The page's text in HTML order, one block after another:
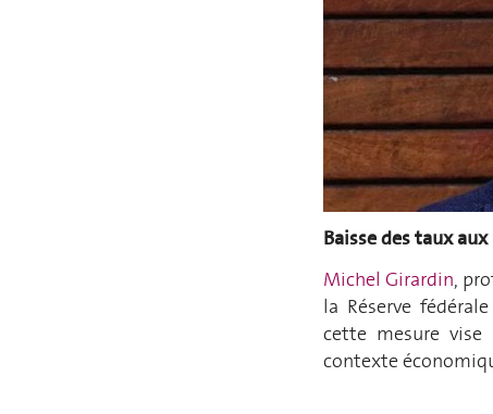
Baisse des taux aux
Michel Girardin,
la Réserve
cette mesure
contexte